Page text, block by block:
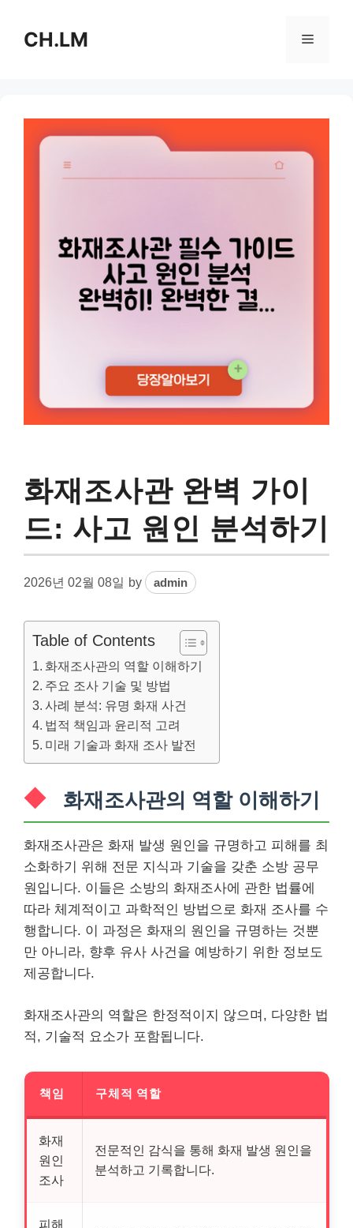
contentCH.LM Menu
화재조사관 완벽 가이
드: 사고 원인 분석하기
2026년 02월 08일 by admin
Table of Contents
화재조사관의 역할 이해하기
주요 조사 기술 및 방법
사례 분석: 유명 화재 사건
법적 책임과 윤리적 고려
미래 기술과 화재 조사 발전
화재조사관의 역할 이해하기
화재조사관은 화재 발생 원인을 규명하고 피해를 최
소화하기 위해 전문 지식과 기술을 갖춘 소방 공무
원입니다. 이들은 소방의 화재조사에 관한 법률에
따라 체계적이고 과학적인 방법으로 화재 조사를 수
행합니다. 이 과정은 화재의 원인을 규명하는 것뿐
만 아니라, 향후 유사 사건을 예방하기 위한 정보도
제공합니다.
화재조사관의 역할은 한정적이지 않으며, 다양한 법
적, 기술적 요소가 포함됩니다.
책임 구체적 역할
화재
원인
조사
전문적인 감식을 통해 화재 발생 원인을
분석하고 기록합니다.
피해